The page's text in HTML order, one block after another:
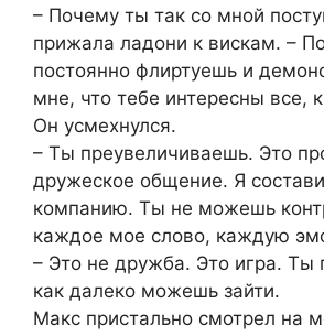
– Почему ты так со мной
прижала ладони к вискам. –
постоянно флиртуешь и
мне, что тебе интересны все,
Он усмехнулся.
– Ты преувеличиваешь. Это
дружеское общение. Я
компанию. Ты не можешь
каждое мое слово, каждую
– Это не дружба. Это игра. Ты
как далеко можешь зайти.
Макс пристально смотрел на